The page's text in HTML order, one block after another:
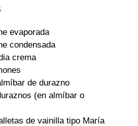
evaporada
condensada
crema
de durazno
(en almíbar o
de vainilla tipo María